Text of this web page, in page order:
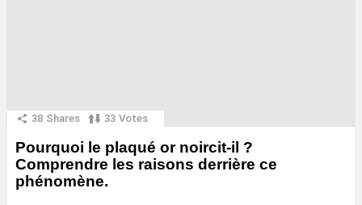
38 Shares 33 Votes
Pourquoi le plaqué or noircit-il ?
Comprendre les raisons derrière ce
phénomène.